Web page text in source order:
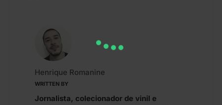
WRITTEN BY
Henrique Romanine
Jornalista, colecionador de vinil e